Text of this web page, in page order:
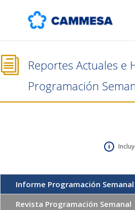
i
Reportes Actuales e
Programación
i
Informe Programación Semanal
Revista Programación Semanal